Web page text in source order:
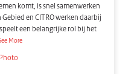
komt, is snel samenwerken
en CITRO werken daarbij
een belangrijke rol bij het
More
Photo